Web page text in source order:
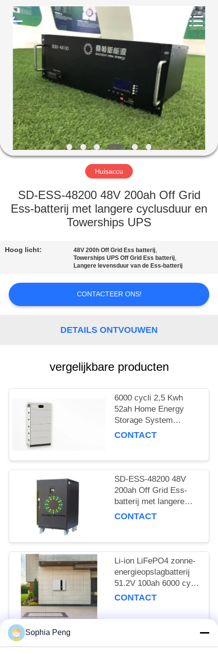
HUIS
PRODUCTEN
VR-
SHOW
ONGEVEER
FABRIEKSREIS
CONTACTEER
ONS
OM EEN
PRIVACYBELEID
Energy
Technology
Co,.Ltd..
Huisaccu
SD-ESS-48200 48V 200ah Off Grid
Ess-batterij met langere cyclusduur en
Towerships UPS
Hoog licht: 48V 200h Off Grid Ess batterij,
Towerships UPS Off Grid Ess batterij,
Langere levensduur van de Ess-batterij
CONTACTEER ONS!
DETAILS ONTVOUWEN
vergelijkbare producten
6000 cycli 2,5 Kwh
52ah Home Energy
Storage System
gestapeld Ess
CONTACT
SD-ESS-48200 48V
200ah Off Grid Ess-
batterij met langere
cyclusduur en
CONTACT
Li-ion LiFePO4 zonne-
energieopslagbatterij
51.2V 100ah 6000 cycli
536.3*464*180.5mm
CONTACT
populaire categorieën
Sophia Peng